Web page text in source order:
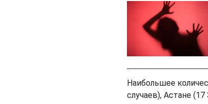
Наибольшее
случаев), Астане